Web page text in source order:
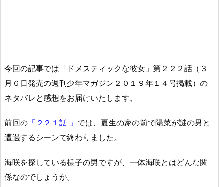
今回の記事では「ドメスティックな彼女」第２２２話（３
月６日発売の週刊少年マガジン２０１９年１４号掲載）の
ネタバレと感想をお届けいたします。
前回の 「 ２２１話 」 では、夏生の家の前で陽菜が謎の男と
遭遇するシーンで終わりました。
海咲を探している様子の男ですが、一体海咲とはどんな関
係なのでしょうか。